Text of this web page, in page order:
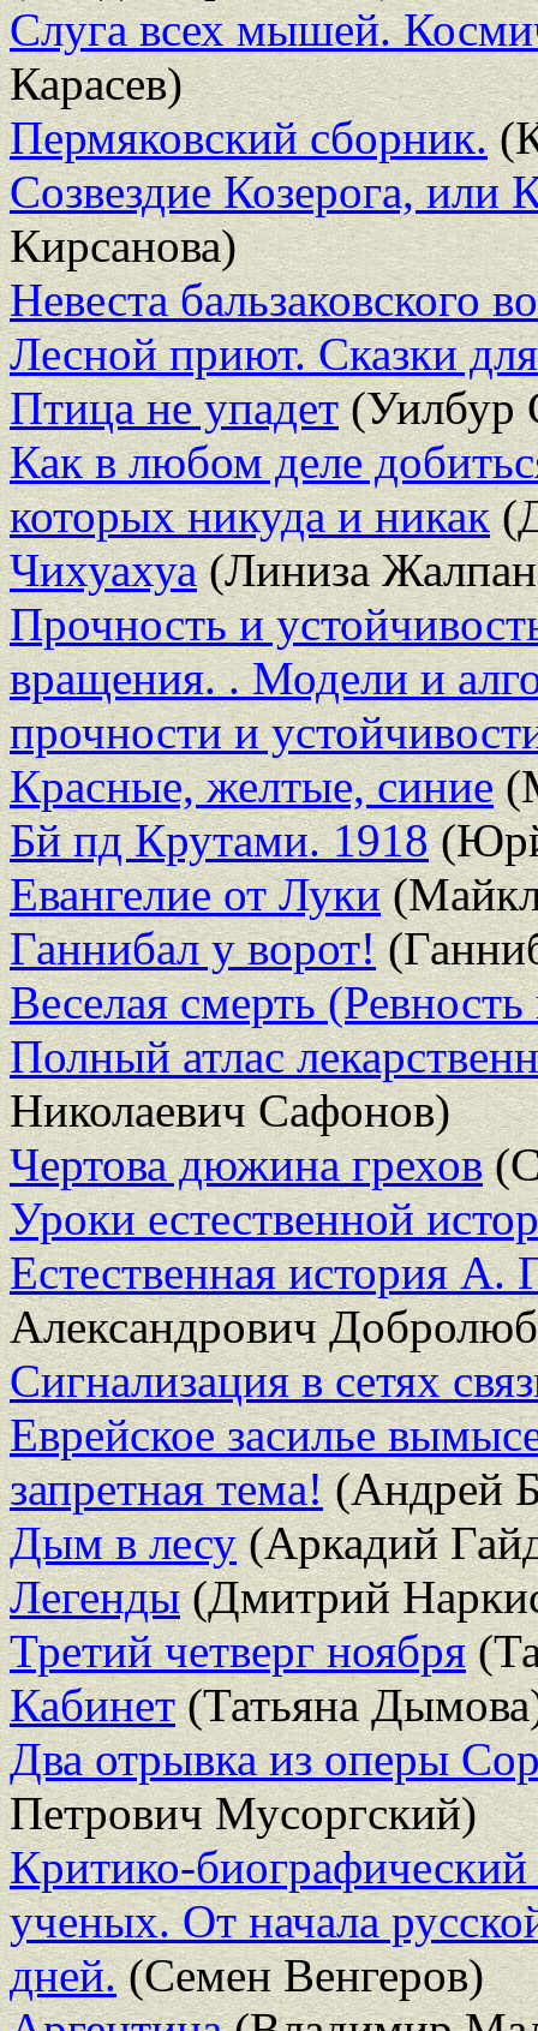
Слуга всех мышей.
Карасев)
Пермяковский сборник.
Созвездие Козерога, или
Кирсанова)
Невеста бальзаковского
Лесной приют. Сказки
Птица не упадет(Уилбур
Как в любом деле
которых никуда и никак
Чихуахуа(Линиза
Прочность и
вращения. . Модели и
прочности и
Красные, желтые, синие
Бй пд Крутами. 1918
Евангелие от Луки
Ганнибал у ворот!
Веселая смерть
Полный атлас
Николаевич Сафонов)
Чертова дюжина грехов
Уроки естественной
Естественная история А.
Александрович
Сигнализация в сетях
Еврейское засилье
запретная тема!(Андрей
Дым в лесу(Аркадий
Легенды(Дмитрий
Третий четверг ноября
Кабинет(Татьяна
Два отрывка из оперы
Петрович Мусоргский)
Критико-биографический
ученых. От начала
дней.(Семен Венгеров)